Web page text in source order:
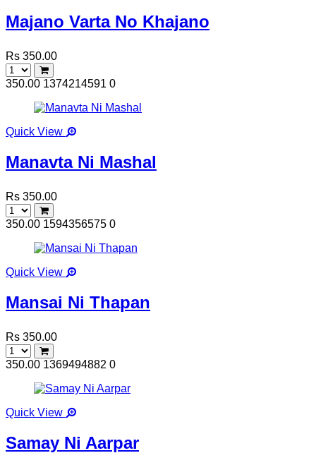
Majano Varta No Khajano
Rs 350.00
350.00 1374214591 0
Quick View
Manavta Ni Mashal
Rs 350.00
350.00 1594356575 0
Quick View
Mansai Ni Thapan
Rs 350.00
350.00 1369494882 0
Quick View
Samay Ni Aarpar